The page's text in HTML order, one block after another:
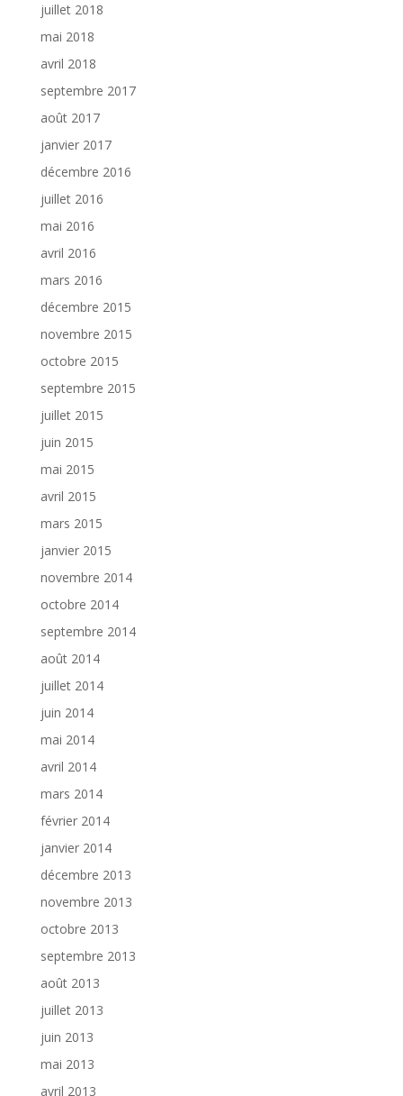
juillet 2018
mai 2018
avril 2018
septembre 2017
août 2017
janvier 2017
décembre 2016
juillet 2016
mai 2016
avril 2016
mars 2016
décembre 2015
novembre 2015
octobre 2015
septembre 2015
juillet 2015
juin 2015
mai 2015
avril 2015
mars 2015
janvier 2015
novembre 2014
octobre 2014
septembre 2014
août 2014
juillet 2014
juin 2014
mai 2014
avril 2014
mars 2014
février 2014
janvier 2014
décembre 2013
novembre 2013
octobre 2013
septembre 2013
août 2013
juillet 2013
juin 2013
mai 2013
avril 2013